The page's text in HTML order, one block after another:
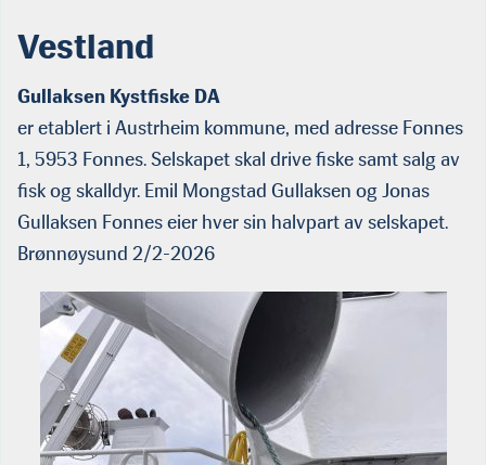
Vestland
Gullaksen Kystfiske DA
er etablert i Austrheim kommune, med adresse Fonnes
1, 5953 Fonnes. Selskapet skal drive fiske samt salg av
fisk og skalldyr. Emil Mongstad Gullaksen og Jonas
Gullaksen Fonnes eier hver sin halvpart av selskapet.
Brønnøysund 2/2-2026